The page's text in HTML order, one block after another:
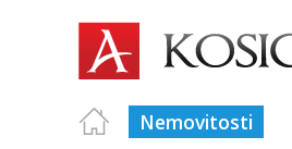
Nemovitosti